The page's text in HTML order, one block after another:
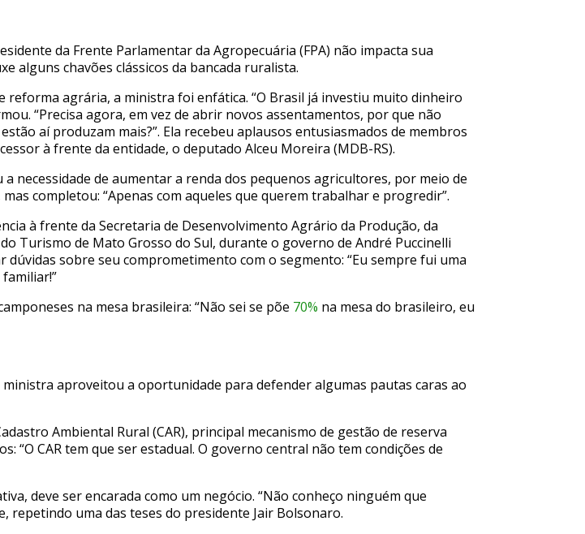
da Frente Parlamentar da Agropecuária (FPA) não impacta sua
alguns chavões clássicos da bancada ruralista.
reforma agrária, a ministra foi enfática. “O Brasil já investiu muito dinheiro
“Precisa agora, em vez de abrir novos assentamentos, por que não
aí produzam mais?”. Ela recebeu aplausos entusiasmados de membros
à frente da entidade, o deputado Alceu Moreira (MDB-RS).
necessidade de aumentar a renda dos pequenos agricultores, por meio de
completou: “Apenas com aqueles que querem trabalhar e progredir”.
à frente da Secretaria de Desenvolvimento Agrário da Produção, da
Turismo de Mato Grosso do Sul, durante o governo de André Puccinelli
dúvidas sobre seu comprometimento com o segmento: “Eu sempre fui uma
na mesa brasileira: “Não sei se põe 70% na mesa do brasileiro, eu
aproveitou a oportunidade para defender algumas pautas caras ao
Ambiental Rural (CAR), principal mecanismo de gestão de reserva
CAR tem que ser estadual. O governo central não tem condições de
deve ser encarada como um negócio. “Não conheço ninguém que
repetindo uma das teses do presidente Jair Bolsonaro.